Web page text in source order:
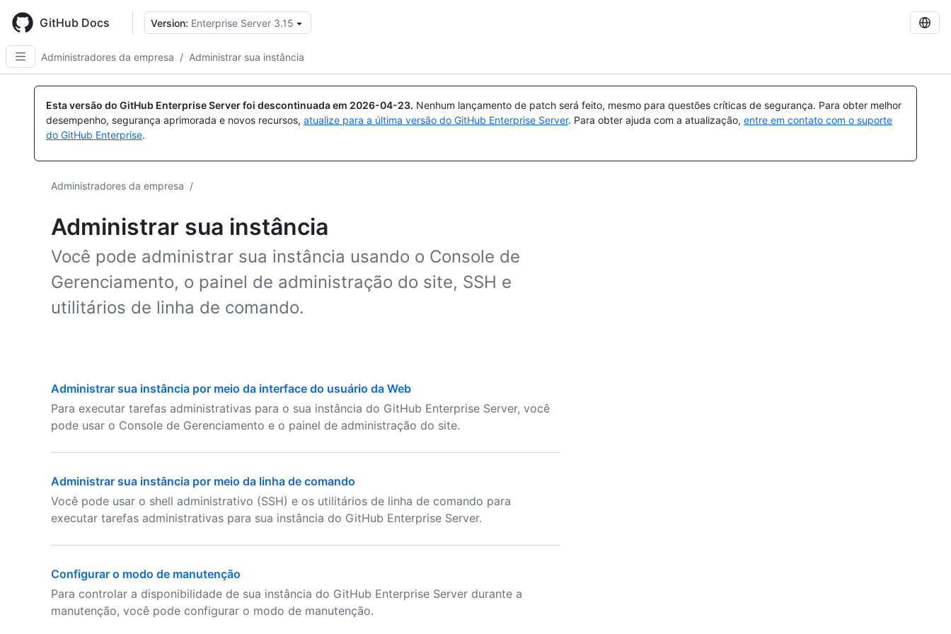
main
content
GitHub Docs Version: Enterprise Server 3.15
Administradores da empresa / Administrar sua instância
Esta versão do GitHub Enterprise Server foi descontinuada em 2026-04-23. Nenhum lançamento de patch será feito, mesmo para questões críticas de segurança. Para obter melhor
desempenho, segurança aprimorada e novos recursos, atualize para a última versão do GitHub Enterprise Server. Para obter ajuda com a atualização, entre em contato com o suporte
do GitHub Enterprise.
Administradores da empresa /
Administrar sua instância
Você pode administrar sua instância usando o Console de
Gerenciamento, o painel de administração do site, SSH e
utilitários de linha de comando.
Administrar sua instância por meio da interface do usuário da Web
Para executar tarefas administrativas para o sua instância do GitHub Enterprise Server, você
pode usar o Console de Gerenciamento e o painel de administração do site.
Administrar sua instância por meio da linha de comando
Você pode usar o shell administrativo (SSH) e os utilitários de linha de comando para
executar tarefas administrativas para sua instância do GitHub Enterprise Server.
Configurar o modo de manutenção
Para controlar a disponibilidade de sua instância do GitHub Enterprise Server durante a
manutenção, você pode configurar o modo de manutenção.